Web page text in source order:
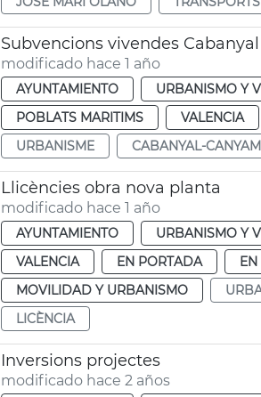
Subvencions vivendes
modificado hace 1 año
AYUNTAMIENTO URBANISMO Y
POBLATS MARITIMS
VALENCIA
URBANISME
CABANYAL-
Llicències obra nova planta
modificado hace 1 año
AYUNTAMIENTO URBANISMO Y
VALENCIA
EN PORTADA
MOVILIDAD Y URBANISMO
LICÈNCIA
Inversions projectes
modificado hace 2 años